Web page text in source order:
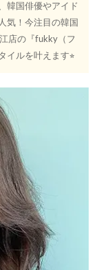
韓国俳優やアイド
気！今注目の韓国
店の『fukky（フ
イルを叶えます⭐︎